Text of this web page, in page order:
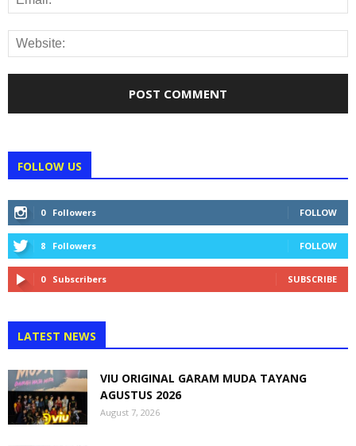
FOLLOW US
0 Followers FOLLOW
8 Followers FOLLOW
0 Subscribers SUBSCRIBE
LATEST NEWS
VIU ORIGINAL GARAM MUDA TAYANG
AGUSTUS 2026
August 7, 2026